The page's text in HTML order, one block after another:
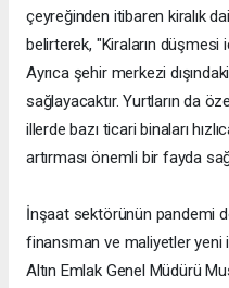
çeyreğinden itibaren kiralık
belirterek, "Kiraların düşmesi
Ayrıca şehir merkezi
sağlayacaktır. Yurtların da
illerde bazı ticari binaları
artırması önemli bir fayda
İnşaat sektörünün pandemi
finansman ve maliyetler yeni
Altın Emlak Genel Müdürü